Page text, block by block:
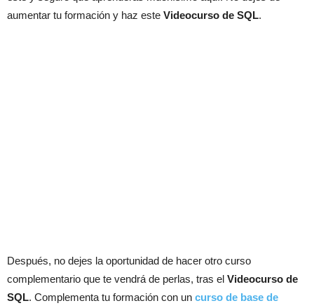
aumentar tu formación y haz este Videocurso de SQL.
Después, no dejes la oportunidad de hacer otro curso
complementario que te vendrá de perlas, tras el Videocurso de
SQL. Complementa tu formación con un curso de base de